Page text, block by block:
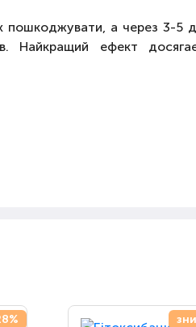
пошкоджувати, а через 3-5
Найкращий ефект